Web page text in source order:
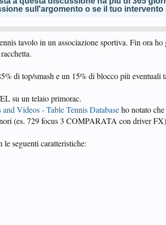
sull'argomento o se il tuo intervento
tavolo in un associazione sportiva. Fin ora ho
di top/smash e un 15% di blocco più eventuali
su un telaio primorac.
Videos - Table Tennis Databaseho notato
(es. 729 focus 3 COMPARATA con driver
le seguenti caratteristiche: